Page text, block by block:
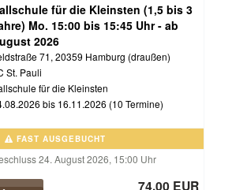
für die Kleinsten (1,5 bis 3
Mo. 15:00 bis 15:45 Uhr - ab
2026
71, 20359 Hamburg (draußen)
St. Pauli
für die Kleinsten
bis 16.11.2026 (10 Termine)
FAST AUSGEBUCHT
24. August 2026, 15:00 Uhr
74,00 EUR